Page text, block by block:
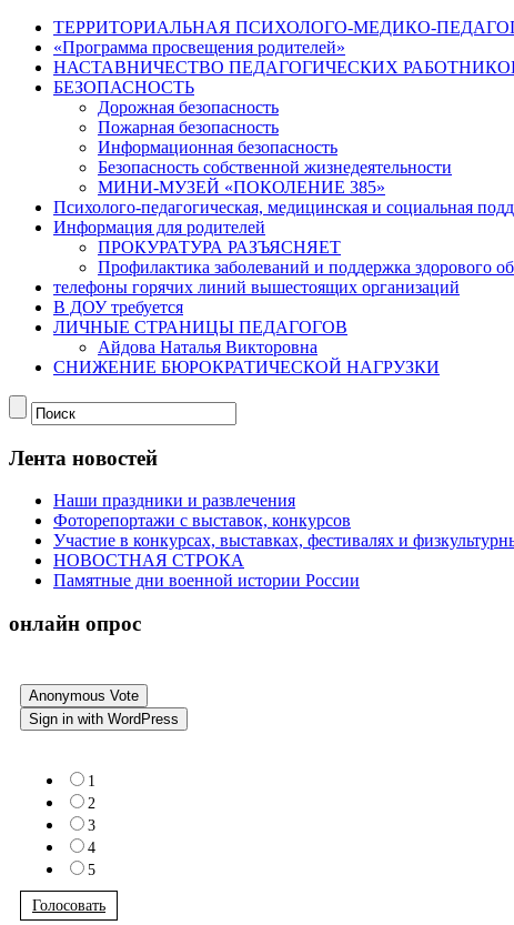
ТЕРРИТОРИАЛЬНАЯ ПСИХОЛОГО-МЕДИКО-
«Программа просвещения родителей»
НАСТАВНИЧЕСТВО ПЕДАГОГИЧЕСКИХ
БЕЗОПАСНОСТЬ
Дорожная безопасность
Пожарная безопасность
Информационная безопасность
Безопасность собственной жизнедеятельности
МИНИ-МУЗЕЙ «ПОКОЛЕНИЕ 385»
Психолого-педагогическая, медицинская и социальная
Информация для родителей
ПРОКУРАТУРА РАЗЪЯСНЯЕТ
Профилактика заболеваний и поддержка здорового
телефоны горячих линий вышестоящих организаций
В ДОУ требуется
ЛИЧНЫЕ СТРАНИЦЫ ПЕДАГОГОВ
Айдова Наталья Викторовна
СНИЖЕНИЕ БЮРОКРАТИЧЕСКОЙ НАГРУЗКИ
Лента новостей
Наши праздники и развлечения
Фоторепортажи с выставок, конкурсов
Участие в конкурсах, выставках, фестивалях и
НОВОСТНАЯ СТРОКА
Памятные дни военной истории России
онлайн опрос
Anonymous Vote
Sign in with WordPress
1
2
3
4
5
Голосовать